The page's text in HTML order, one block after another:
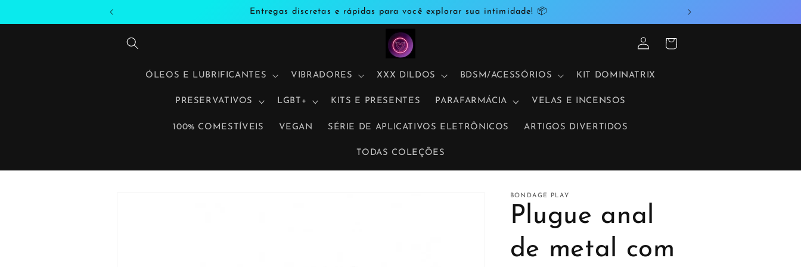
conteúdo
Entregas discretas e rápidas para você explorar sua intimidade! 📦
ÓLEOS E LUBRIFICANTES VIBRADORES XXX DILDOS BDSM/ACESSÓRIOS KIT DOMINATRIX
PRESERVATIVOS LGBT+ KITS E PRESENTES PARAFARMÁCIA VELAS E INCENSOS
100% COMESTÍVEIS VEGAN SÉRIE DE APLICATIVOS ELETRÔNICOS ARTIGOS DIVERTIDOS
TODAS COLEÇÕES
Iniciar
sessão
Carrinho
BONDAGE PLAY
Plugue anal
de metal com